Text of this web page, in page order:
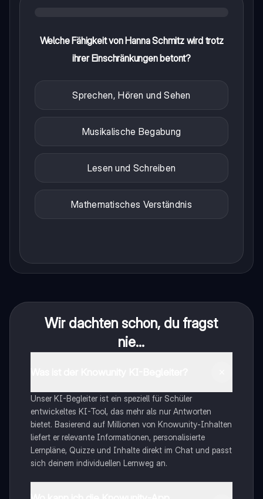
Welche Fähigkeit von Hanna Schmitz wird trotz
ihrer Einschränkungen betont?
Sprechen, Hören und Sehen
Musikalische Begabung
Lesen und Schreiben
Mathematisches Verständnis
Wir dachten schon, du fragst
nie...
Unser KI-Begleiter ist ein speziell für Schüler
entwickeltes KI-Tool, das mehr als nur Antworten
bietet. Basierend auf Millionen von Knowunity-Inhalten
liefert er relevante Informationen, personalisierte
Lernpläne, Quizze und Inhalte direkt im Chat und passt
sich deinem individuellen Lernweg an.